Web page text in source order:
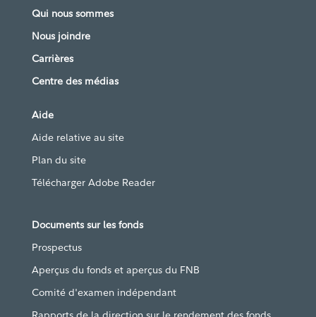
Qui nous sommes
Nous joindre
Carrières
Centre des médias
Aide
Aide relative au site
Plan du site
Télécharger Adobe Reader
Documents sur les fonds
Prospectus
Aperçus du fonds et aperçus du FNB
Comité d'examen indépendant